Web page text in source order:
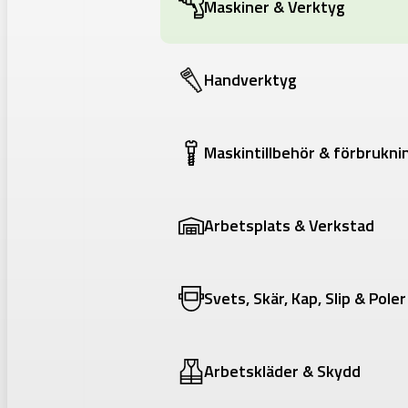
Maskiner & Verktyg
Handverktyg
Maskintillbehör &
Arbetsplats & Verkstad
Svets, Skär, Kap, Slip & Poler
Arbetskläder & Skydd